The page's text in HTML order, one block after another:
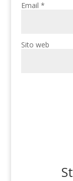
Email*
Sito web